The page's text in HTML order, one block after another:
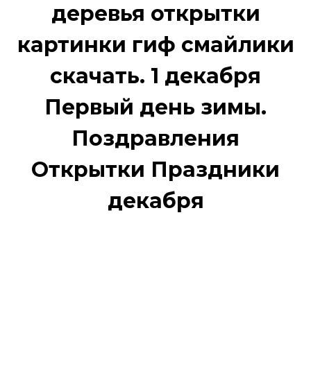
деревья открытки
картинки гиф смайлики
скачать. 1 декабря
Первый день зимы.
Поздравления
Открытки Праздники
декабря